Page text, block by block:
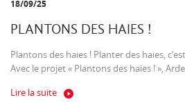
18/09/25
PLANTONS DES HAIES !
Plantons des haies ! Planter des haies,
Avec le projet « Plantons des haies ! »,
Lire la suite